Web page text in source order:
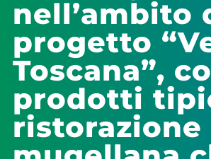
nell’ambito
progetto
Toscana”,
prodotti
ristorazione